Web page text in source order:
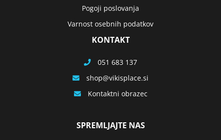
Pogoji poslovanja
Varnost osebnih podatkov
KONTAKT
051 683 137
shop
vikisplace.si
Kontaktni obrazec
SPREMLJAJTE NAS